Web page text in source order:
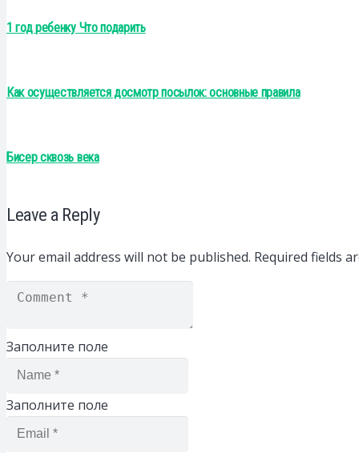
1 год ребенку Что подарить
Как осуществляется досмотр посылок: основные правила
Бисер сквозь века
Leave a Reply
Your email address will not be published. Required fields
Заполните поле
Заполните поле